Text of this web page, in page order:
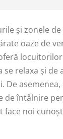
și zonele
oaze de
relaxa și de
De
de întâlnire
face noi